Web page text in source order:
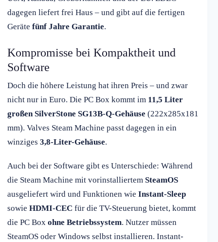
dagegen liefert frei Haus – und gibt auf die fertigen
Geräte fünf Jahre Garantie.
Kompromisse bei Kompaktheit und
Software
Doch die höhere Leistung hat ihren Preis – und zwar
nicht nur in Euro. Die PC Box kommt im 11,5 Liter
großen SilverStone SG13B-Q-Gehäuse (222x285x181
mm). Valves Steam Machine passt dagegen in ein
winziges 3,8-Liter-Gehäuse.
Auch bei der Software gibt es Unterschiede: Während
die Steam Machine mit vorinstalliertem SteamOS
ausgeliefert wird und Funktionen wie Instant-Sleep
sowie HDMI-CEC für die TV-Steuerung bietet, kommt
die PC Box ohne Betriebssystem. Nutzer müssen
SteamOS oder Windows selbst installieren. Instant-